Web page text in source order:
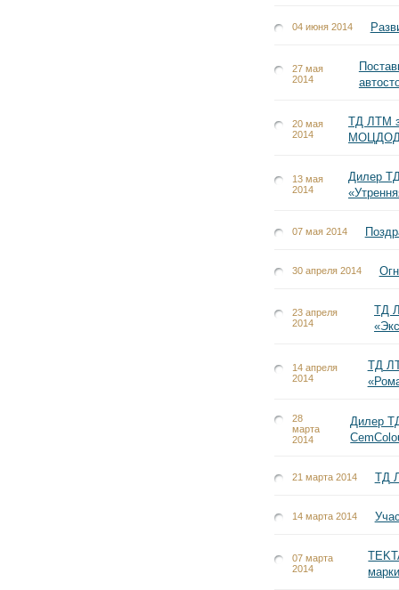
04 июня 2014
27 мая
2014
20 мая
2014
ТД ЛТМ
МОЦДОД
13 мая
2014
Дилер
07 мая 2014
30 апреля 2014
23 апреля
2014
ТД
14 апреля
2014
ТД
28
марта
2014
Дилер
21 марта 2014 ТД
14 марта 2014
07 марта
2014